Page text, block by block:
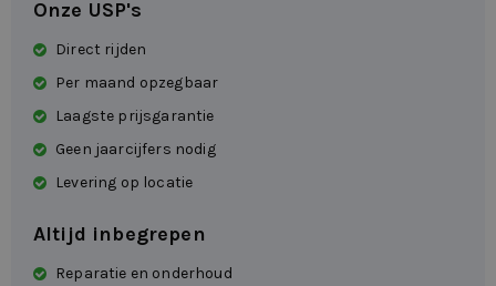
Onze USP's
Direct rijden
Per maand opzegbaar
Laagste prijsgarantie
Geen jaarcijfers nodig
Levering op locatie
Altijd inbegrepen
Reparatie en onderhoud